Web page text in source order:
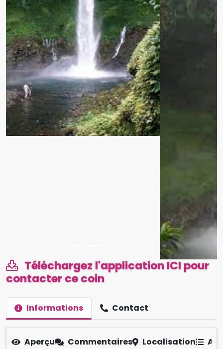
Téléchargez l'application ICI pour
contacter ce coin
Informations Contact
Aperçu Commentaires Localisation